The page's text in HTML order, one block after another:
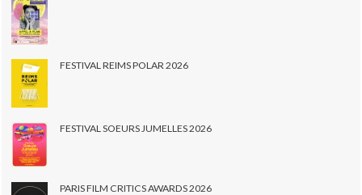
FESTIVAL REIMS POLAR 2026
FESTIVAL SOEURS JUMELLES 2026
PARIS FILM CRITICS AWARDS 2026